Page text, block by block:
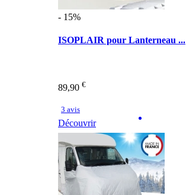
- 15%
ISOPLAIR pour Lanterneau ...
89,90 €
3 avis
Découvrir